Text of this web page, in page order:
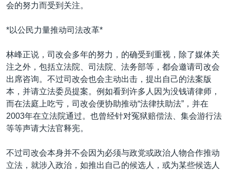
会的努力而受到关注。
*以公民力量推动司法改革*
林峰正说，司改会多年的努力，的确受到重视，除了媒体关
注之外，包括立法院、司法院、法务部等，都会邀请司改会
出席咨询。不过司改会也会主动出击，提出自己的法案版
本，并请立法委员提案。例如看到许多人因为没钱请律师，
而在法庭上吃亏，司改会便协助推动“法律扶助法”，并在
2003年在立法院通过。也曾经针对冤狱赔偿法、集会游行法
等等声请大法官释宪。
不过司改会本身并不会因为必须与政党或政治人物合作推动
立法，就涉入政治，如推出自己的候选人，或为某些候选人